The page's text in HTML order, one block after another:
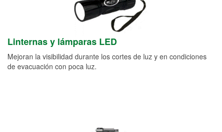
Linternas y lámparas LED
Mejoran la visibilidad durante los cortes de luz y en condiciones
de evacuación con poca luz.